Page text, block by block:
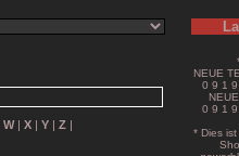
W| X | Y | Z |
NEUE
0 9 1
0 9 1
* Dies